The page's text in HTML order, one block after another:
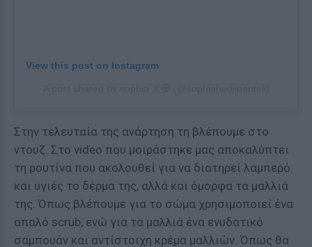
View this post on Instagram
Στην τελευταία της ανάρτηση τη βλέπουμε στο
ντουζ. Στο video που μοιράστηκε μας αποκαλύπτει
τη ρουτίνα που ακολουθεί για να διατηρεί λαμπερό
και υγιές το δέρμα της, αλλά και όμορφα τα μαλλιά
της. Όπως βλέπουμε για το σώμα χρησιμοποιεί ένα
απαλό scrub, ενώ για τα μαλλιά ένα ενυδατικό
σαμπουάν και αντίστοιχη κρέμα μαλλιών. Όπως θα